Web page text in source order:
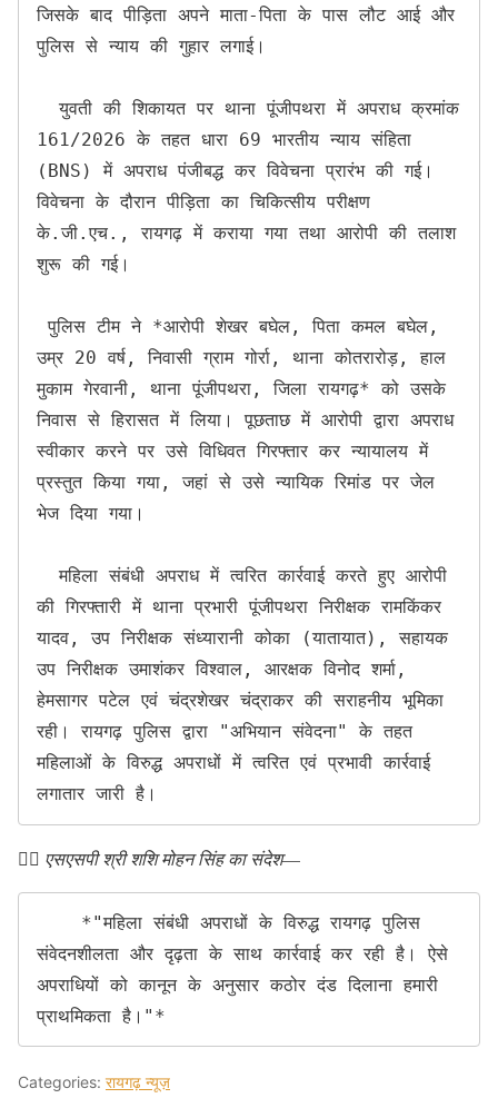
जिसके बाद पीड़िता अपने माता-पिता के पास लौट आई और
पुलिस से न्याय की गुहार लगाई।
  युवती की शिकायत पर थाना पूंजीपथरा में अपराध क्रमांक
161/2026 के तहत धारा 69 भारतीय न्याय संहिता
(BNS) में अपराध पंजीबद्ध कर विवेचना प्रारंभ की गई।
विवेचना के दौरान पीड़िता का चिकित्सीय परीक्षण
के.जी.एच., रायगढ़ में कराया गया तथा आरोपी की तलाश
शुरू की गई।
पुलिस टीम ने *आरोपी शेखर बघेल, पिता कमल बघेल,
उम्र 20 वर्ष, निवासी ग्राम गोर्रा, थाना कोतरारोड़, हाल
मुकाम गेरवानी, थाना पूंजीपथरा, जिला रायगढ़* को उसके
निवास से हिरासत में लिया। पूछताछ में आरोपी द्वारा अपराध
स्वीकार करने पर उसे विधिवत गिरफ्तार कर न्यायालय में
प्रस्तुत किया गया, जहां से उसे न्यायिक रिमांड पर जेल
भेज दिया गया।
  महिला संबंधी अपराध में त्वरित कार्रवाई करते हुए आरोपी
की गिरफ्तारी में थाना प्रभारी पूंजीपथरा निरीक्षक रामकिंकर
यादव, उप निरीक्षक संध्यारानी कोका (यातायात), सहायक
उप निरीक्षक उमाशंकर विश्वाल, आरक्षक विनोद शर्मा,
हेमसागर पटेल एवं चंद्रशेखर चंद्राकर की सराहनीय भूमिका
रही। रायगढ़ पुलिस द्वारा "अभियान संवेदना" के तहत
महिलाओं के विरुद्ध अपराधों में त्वरित एवं प्रभावी कार्रवाई
लगातार जारी है।
👉🏻 एसएसपी श्री शशि मोहन सिंह का संदेश—
संवेदनशीलता और दृढ़ता के साथ कार्रवाई कर रही है। ऐसे
अपराधियों को कानून के अनुसार कठोर दंड दिलाना हमारी
प्राथमिकता है।"*
Categories: रायगढ़ न्यूज़